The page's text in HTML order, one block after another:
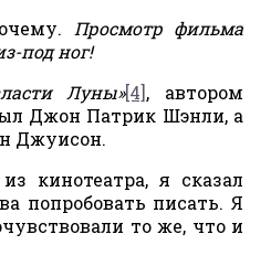
Просмотр фильма
под ног!
Луны»[4], автором
Джон Патрик Шэнли, а
Джуисон.
кинотеатра, я сказал
попробовать писать. Я
то же, что и